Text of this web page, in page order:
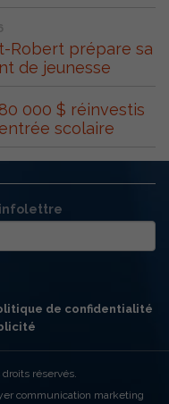
Robert prépare sa
de jeunesse
000 $ réinvestis
scolaire
infolettre
de confidentialité
droits réservés.
communication marketing